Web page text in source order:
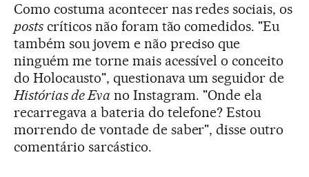
Como costuma acontecer nas redes sociais, os
postscríticos não foram tão comedidos. "Eu
também sou jovem e não preciso que
ninguém me torne mais acessível o conceito
do Holocausto", questionava um seguidor de
Histórias de Eva no Instagram. "Onde ela
recarregava a bateria do telefone? Estou
morrendo de vontade de saber", disse outro
comentário sarcástico.